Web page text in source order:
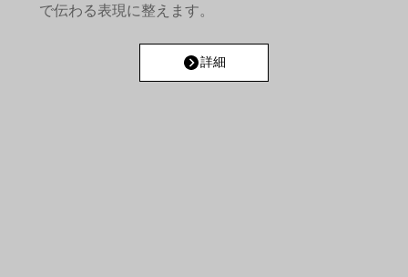
で伝わる表現に整えます。
詳細